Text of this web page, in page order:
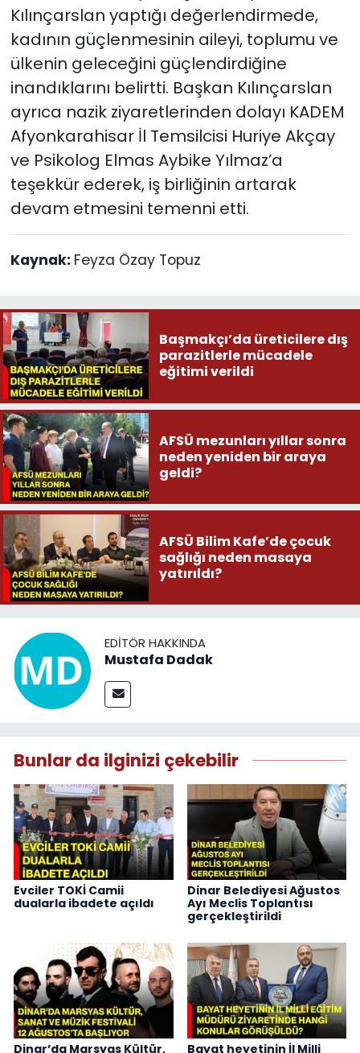
Kılınçarslan yaptığı değerlendirmede,
kadının güçlenmesinin aileyi, toplumu ve
ülkenin geleceğini güçlendirdiğine
inandıklarını belirtti. Başkan Kılınçarslan
ayrıca nazik ziyaretlerinden dolayı KADEM
Afyonkarahisar İl Temsilcisi Huriye Akçay
ve Psikolog Elmas Aybike Yılmaz’a
teşekkür ederek, iş birliğinin artarak
devam etmesini temenni etti.
Kaynak: Feyza Özay Topuz
Başmakçı’da üreticilere dış
parazitlerle mücadele
eğitimi verildi
AFSÜ mezunları yıllar sonra
neden yeniden bir araya
geldi?
AFSÜ Bilim Kafe’de çocuk
sağlığı neden masaya
yatırıldı?
EDITÖR HAKKINDA
Mustafa Dadak
Bunlar da ilginizi çekebilir
Evciler TOKİ Camii
dualarla ibadete açıldı
Dinar Belediyesi Ağustos
Ayı Meclis Toplantısı
gerçekleştirildi
Dinar’da Marsyas Kültür, Bayat heyetinin İl Milli